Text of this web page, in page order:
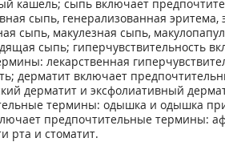
кашель; сыпь включает
сыпь, генерализованная эритема,
сыпь, макулезная сыпь,
сыпь; гиперчувствительность
лекарственная
дерматит включает
дерматит и эксфолиативный
термины: одышка и одышка
предпочтительные термины:
рта и стоматит.